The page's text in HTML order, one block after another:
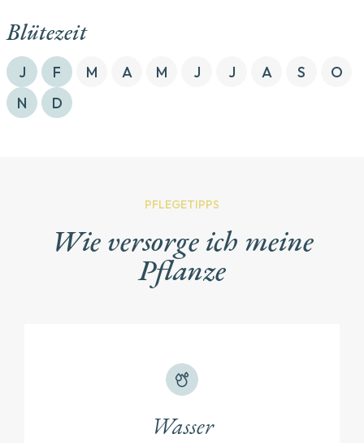
Blütezeit
J F M A M J J A S
O
N
D
PFLEGETIPPS
Wie versorge ich meine
Pflanze
Wasser